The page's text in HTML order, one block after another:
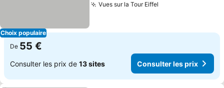
Choix populaire
Vues sur la Tour Eiffel
De 55 €
Consulter les prix de 13 sites Consulter les prix